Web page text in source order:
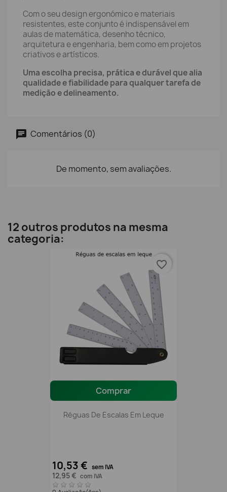
Com o seu design ergonómico e materiais
resistentes, este conjunto é indispensável em
aulas de matemática, desenho técnico,
arquitetura e engenharia, bem como em projetos
criativos e artísticos.
Uma escolha precisa, prática e durável que alia
qualidade e fiabilidade para qualquer tarefa de
medição e delineamento.
Comentários (0)
De momento, sem avaliações.
12 outros produtos na mesma
categoria:
Comprar
Réguas De Escalas Em Leque
10,53 € sem IVA
12,95 € com IVA
favorite_border